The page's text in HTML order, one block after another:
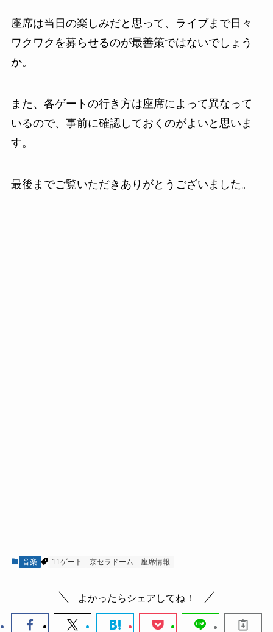
座席は当日の楽しみだと思って、ライブまで日々
ワクワクを募らせるのが最善策ではないでしょう
か。
また、各ゲートの行き方は座席によって異なって
いるので、事前に確認しておくのがよいと思いま
す。
最後までご覧いただきありがとうございました。
音楽 11ゲート 京セラドーム 座席情報
よかったらシェアしてね！